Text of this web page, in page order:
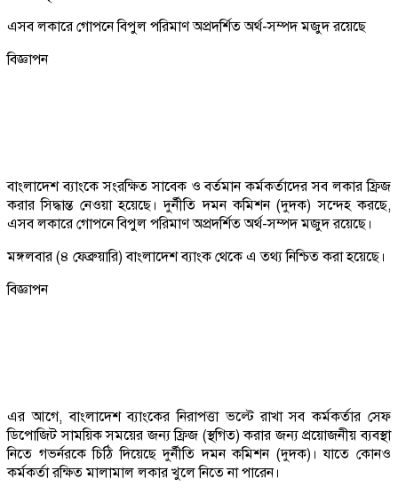
এসব লকারে গোপনে বিপুল পরিমাণ অপ্রদর্শিত অর্থ-সম্পদ মজুদ রয়েছে
বিজ্ঞাপন
বাংলাদেশ ব্যাংকে সংরক্ষিত সাবেক ও বর্তমান কর্মকর্তাদের সব লকার ফ্রিজ
করার সিদ্ধান্ত নেওয়া হয়েছে। দুর্নীতি দমন কমিশন (দুদক) সন্দেহ করছে,
এসব লকারে গোপনে বিপুল পরিমাণ অপ্রদর্শিত অর্থ-সম্পদ মজুদ রয়েছে।
মঙ্গলবার (৪ ফেব্রুয়ারি) বাংলাদেশ ব্যাংক থেকে এ তথ্য নিশ্চিত করা হয়েছে।
বিজ্ঞাপন
এর আগে, বাংলাদেশ ব্যাংকের নিরাপত্তা ভল্টে রাখা সব কর্মকর্তার সেফ
ডিপোজিট সাময়িক সময়ের জন্য ফ্রিজ (স্থগিত) করার জন্য প্রয়োজনীয় ব্যবস্থা
নিতে গভর্নরকে চিঠি দিয়েছে দুর্নীতি দমন কমিশন (দুদক)। যাতে কোনও
কর্মকর্তা রক্ষিত মালামাল লকার খুলে নিতে না পারেন।